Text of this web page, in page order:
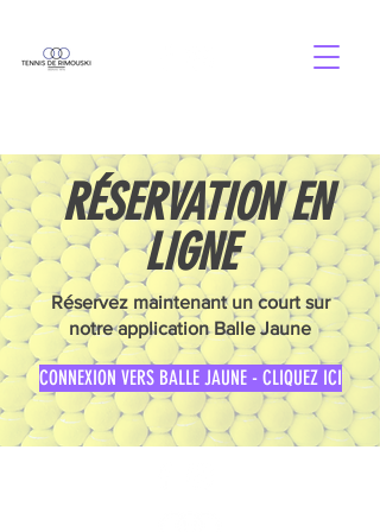
RÉSERVATION EN
LIGNE
Réservez maintenant un court sur
notre application Balle Jaune
CONNEXION VERS BALLE JAUNE - CLIQUEZ ICI